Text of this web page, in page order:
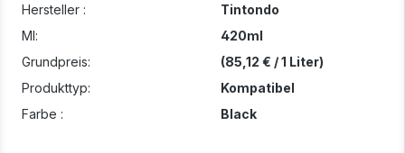
Hersteller :
Tintondo
Ml:
420ml
Grundpreis:
(85,12 € / 1 Liter)
Produkttyp:
Kompatibel
Farbe :
Black